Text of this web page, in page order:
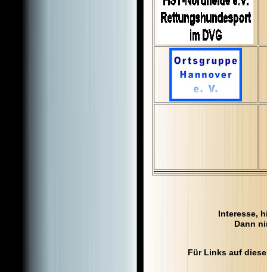
Interesse,
Dann
Für Links auf